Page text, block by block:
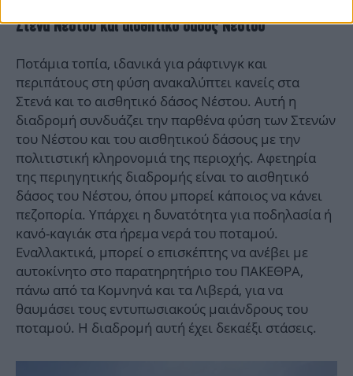
Στενά Νέστου και αισθητικό δάσος Νέστου
Ποτάμια τοπία, ιδανικά για ράφτινγκ και
περιπάτους στη φύση ανακαλύπτει κανείς στα
Στενά και το αισθητικό δάσος Νέστου. Αυτή η
διαδρομή συνδυάζει την παρθένα φύση των Στενών
του Νέστου και του αισθητικού δάσους με την
πολιτιστική κληρονομιά της περιοχής. Αφετηρία
της περιηγητικής διαδρομής είναι το αισθητικό
δάσος του Νέστου, όπου μπορεί κάποιος να κάνει
πεζοπορία. Υπάρχει η δυνατότητα για ποδηλασία ή
κανό-καγιάκ στα ήρεμα νερά του ποταμού.
Εναλλακτικά, μπορεί ο επισκέπτης να ανέβει με
αυτοκίνητο στο παρατηρητήριο του ΠΑΚΕΘΡΑ,
πάνω από τα Κομνηνά και τα Λιβερά, για να
θαυμάσει τους εντυπωσιακούς μαιάνδρους του
ποταμού. Η διαδρομή αυτή έχει δεκαέξι στάσεις.